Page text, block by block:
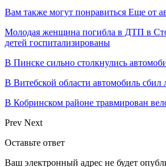
Вам также могут понравиться Еще от
Молодая женщина погибла в ДТП в
детей госпитализированы
В Пинске сильно столкнулись
В Витебской области автомобиль сбил
В Кобринском районе травмирован
Prev Next
Оставьте ответ
Ваш электронный адрес не будет